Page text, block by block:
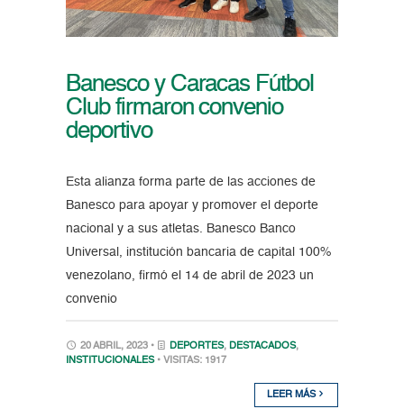
Banesco y Caracas Fútbol
Club firmaron convenio
deportivo
Esta alianza forma parte de las acciones de
Banesco para apoyar y promover el deporte
nacional y a sus atletas. Banesco Banco
Universal, institución bancaria de capital 100%
venezolano, firmó el 14 de abril de 2023 un
convenio
20 ABRIL, 2023 • DEPORTES, DESTACADOS,
INSTITUCIONALES • VISITAS: 1917
LEER MÁS